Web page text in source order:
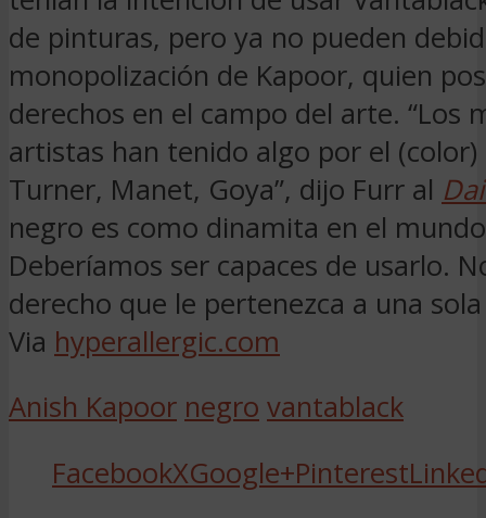
de pinturas, pero ya no pueden
monopolización de Kapoor, quien
derechos en el campo del arte. “Los
artistas han tenido algo por el
Turner, Manet, Goya”, dijo Furr al
negro es como dinamita en el
Deberíamos ser capaces de usarlo.
derecho que le pertenezca a una
Via hyperallergic.com
Anish Kapoor negro vantablack
FacebookXGoogle+Pinterest